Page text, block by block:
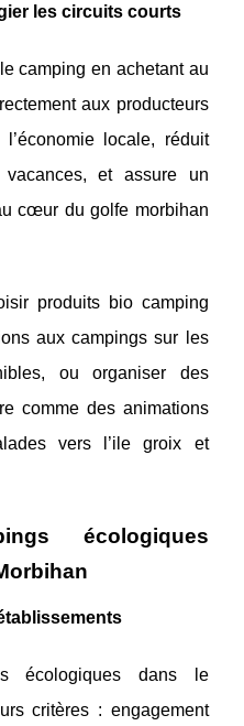
les circuits courts
camping en achetant au
aux producteurs
locale, réduit
vacances, et assure un
cœur du golfe morbihan
produits bio camping
aux campings sur les
ou organiser des
comme des animations
vers l’ile groix et
écologiques
écologiques dans le
critères : engagement